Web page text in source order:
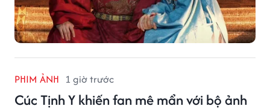
PHIM ẢNH 1 giờ trước
Cúc Tịnh Y khiến fan mê mẩn với bộ ảnh